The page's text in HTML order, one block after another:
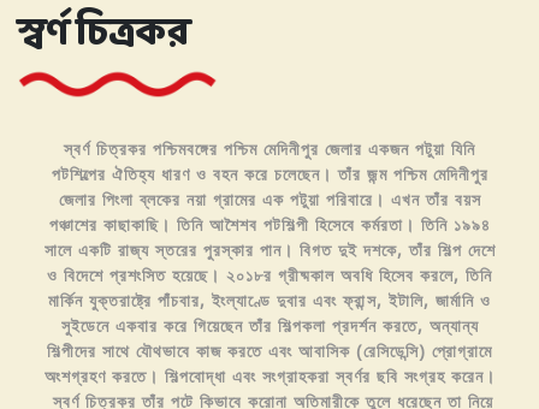
স্বর্ণ চিত্রকর
স্বর্ণ চিত্রকর পশ্চিমবঙ্গের পশ্চিম মেদিনীপুর জেলার একজন পটুয়া যিনি
পটশিল্পের ঐতিহ্য ধারণ ও বহন করে চলেছেন। তাঁর জন্ম পশ্চিম মেদিনীপুর
জেলার পিংলা ব্লকের নয়া গ্রামের এক পটুয়া পরিবারে। এখন তাঁর বয়স
পঞ্চাশের কাছাকাছি। তিনি আশৈশব পটশিল্পী হিসেবে কর্মরতা। তিনি ১৯৯৪
সালে একটি রাজ্য স্তরের পুরস্কার পান। বিগত দুই দশকে, তাঁর শিল্প দেশে
ও বিদেশে প্রশংসিত হয়েছে। ২০১৮র গ্রীষ্মকাল অবধি হিসেব করলে, তিনি
মার্কিন যুক্তরাষ্ট্রে পাঁচবার, ইংল্যাণ্ডে দুবার এবং ফ্রান্স, ইটালি, জার্মানি ও
সুইডেনে একবার করে গিয়েছেন তাঁর শিল্পকলা প্রদর্শন করতে, অন্যান্য
শিল্পীদের সাথে যৌথভাবে কাজ করতে এবং আবাসিক (রেসিডেন্সি) প্রোগ্রামে
অংশগ্রহণ করতে। শিল্পবোদ্ধা এবং সংগ্রাহকরা স্বর্ণর ছবি সংগ্রহ করেন।
স্বর্ণ চিত্রকর তাঁর পটে কিভাবে করোনা অতিমারীকে তুলে ধরেছেন তা নিয়ে